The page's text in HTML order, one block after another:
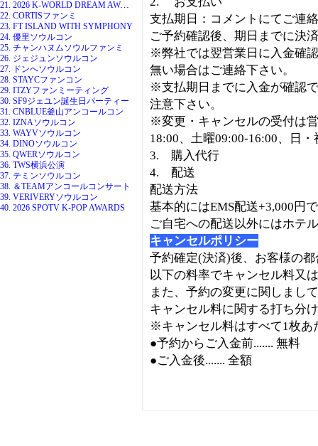
21. 2026 K-WORLD DREAM AWARDS
22. CORTISファンミ
23. FT ISLAND WITH SYMPHONY
24. 優里ソウルコン
25. チャンハヌムソウルファンミ
26. ジェジュンソウルコン
27. ドンへソウルコン
28. STAYCファンコン
29. ITZYファンミーティング
30. SF9ジェユン誕生日パーティー
31. CNBLUE釜山アンコールコン
32. IZNAソウルコン
33. WAYVソウルコン
34. DINOソウルコン
35. QWERソウルコン
36. TWS横浜公演
37. テミンソウルコン
38. ＆TEAMアンコールコンサート
39. VERIVERYソウルコン
40. 2026 SPOTV K-POP AWARDS
支払期日：コメントにてご連絡
ご予約確認後、期日までに決
※弊社では翌営業日に入金確
無い場合はご連絡下さい。
※支払期日までに入金が確認
注意下さい。
※変更・キャンセルの受付は
18:00、土曜09:00-16:00、日
3. 購入代行
4. 配送
配送方法
基本的にはEMS配送+3,000円
ご自宅への配送以外にはホテ
キャンセルポリシー
予約確定(決済)後、お客様の
以下の料率でキャンセル料又
また、予約の変更に関しまし
キャンセル料に関する打ち分
※キャンセル料はすべて1枚あ
●予約からご入金前....... 無料
●ご入金後....... 全額